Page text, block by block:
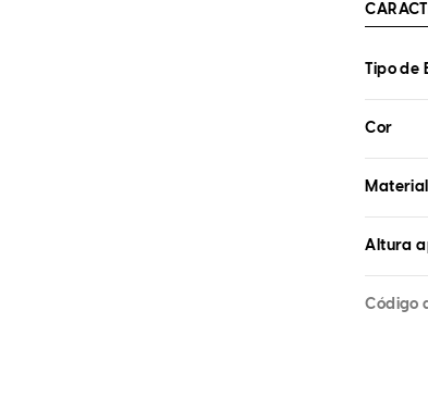
Tipo de
Cor
Material
Altura
Código